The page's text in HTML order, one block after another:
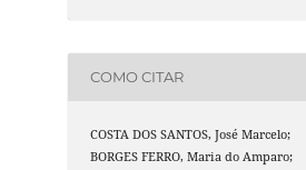
COMO CITAR
COSTA DOS SANTOS, José Marcelo;
BORGES FERRO, Maria do Amparo;